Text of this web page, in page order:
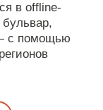
в offline-
бульвар,
с помощью